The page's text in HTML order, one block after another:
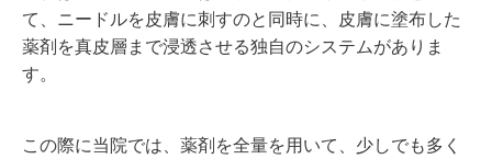
て、ニードルを皮膚に刺すのと同時に、皮膚に塗布した
薬剤を真皮層まで浸透させる独自のシステムがありま
す。
この際に当院では、薬剤を全量を用いて、少しでも多く